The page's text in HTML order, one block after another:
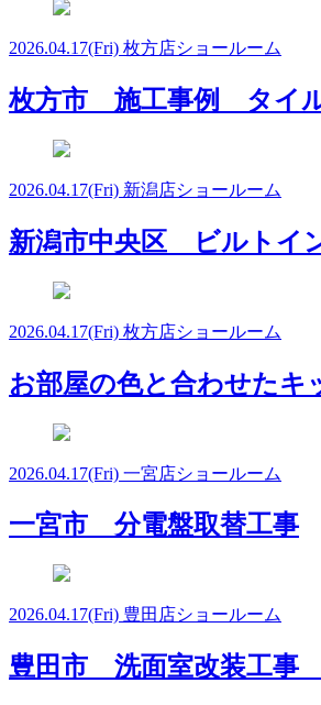
2026.04.17(Fri) 枚方店ショールーム
枚方市 施工事例 タイ
2026.04.17(Fri) 新潟店ショールーム
新潟市中央区 ビルトイ
2026.04.17(Fri) 枚方店ショールーム
お部屋の色と合わせた
2026.04.17(Fri) 一宮店ショールーム
一宮市 分電盤取替工事
2026.04.17(Fri) 豊田店ショールーム
豊田市 洗面室改装工事